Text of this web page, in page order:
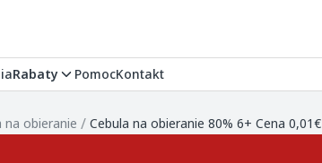
Rabaty PomocKontakt
na obieranie / Cebula na obieranie 80% 6+ Cena 0,01€